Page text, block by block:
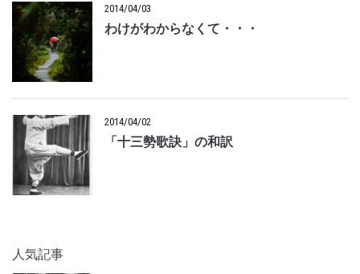
2014/04/03
わけがわからなくて・・・
2014/04/02
「十三勢歌訣」の和訳
人気記事